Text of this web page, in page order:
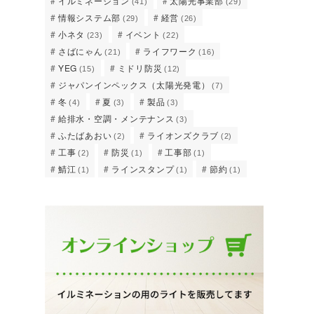
情報システム部 (29) 経営 (26)
小ネタ (23) イベント (22)
さばにゃん (21) ライフワーク (16)
YEG (15) ミドリ防災 (12)
ジャパンインペックス（太陽光発電） (7)
冬 (4) 夏 (3) 製品 (3)
給排水・空調・メンテナンス (3)
ふたばあおい (2) ライオンズクラブ (2)
工事 (2) 防災 (1) 工事部 (1)
鯖江 (1) ラインスタンプ (1) 節約 (1)